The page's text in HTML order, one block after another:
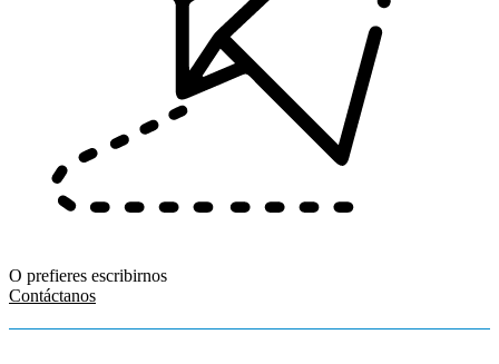
O prefieres escribirnos
Contáctanos